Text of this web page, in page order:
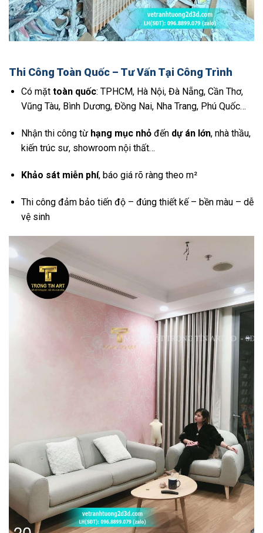
Thi Công Toàn Quốc – Tư Vấn Tại Công Trình
Có mặt toàn quốc: TPHCM, Hà Nội, Đà Nẵng, Cần Thơ,
Vũng Tàu, Bình Dương, Đồng Nai, Nha Trang, Phú Quốc…
Nhận thi công từ hạng mục nhỏđến dự án lớn, nhà thầu,
kiến trúc sư, showroom nội thất…
Khảo sát miễn phí, báo giá rõ ràng theo m²
Thi công đảm bảo tiến độ – đúng thiết kế – bền màu – dễ
vệ sinh